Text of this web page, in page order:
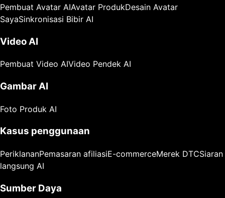
Pembuat Avatar AIAvatar ProdukDesain Avatar
SayaSinkronisasi Bibir AI
Video AI
Pembuat Video AIVideo Pendek AI
Gambar AI
Foto Produk AI
Kasus penggunaan
PeriklananPemasaran afiliasiE-commerceMerek DTCSiaran
langsung AI
Sumber Daya